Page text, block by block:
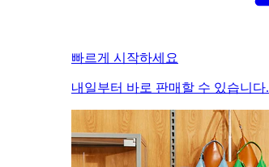
빠르게 시작하세요
내일부터 바로 판매할 수 있습니다.